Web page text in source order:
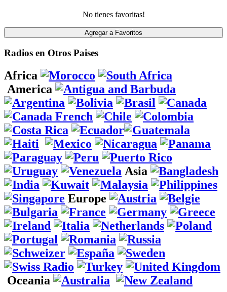
No tienes favoritas!
Radios en Otros Paises
Africa
America
Asia
Europe
Oceania